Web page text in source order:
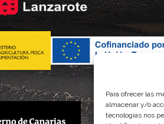
Para ofrecer las
almacenar y/o
tecnologías nos